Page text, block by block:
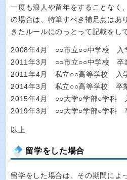
一度も浪人や留年をすることなく
の場合は、特筆すべき補足点はあ
きたルールにのっとって記載をし
2008年4月 ○○市立○○中学校 入
2011年3月 ○○市立○○中学校 卒
2011年4月 私立○○高等学校 入
2014年3月 私立○○高等学校 卒
2015年4月 ○○大学○学部○学科
2019年3月 ○○大学○学部○学科
以上
留学をした場合
留学をした場合は、その期間によ